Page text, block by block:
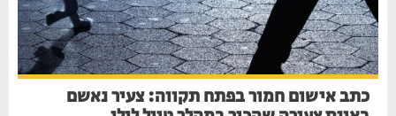
כתב אישום חמור בפתח תקווה: צעיר נאשם